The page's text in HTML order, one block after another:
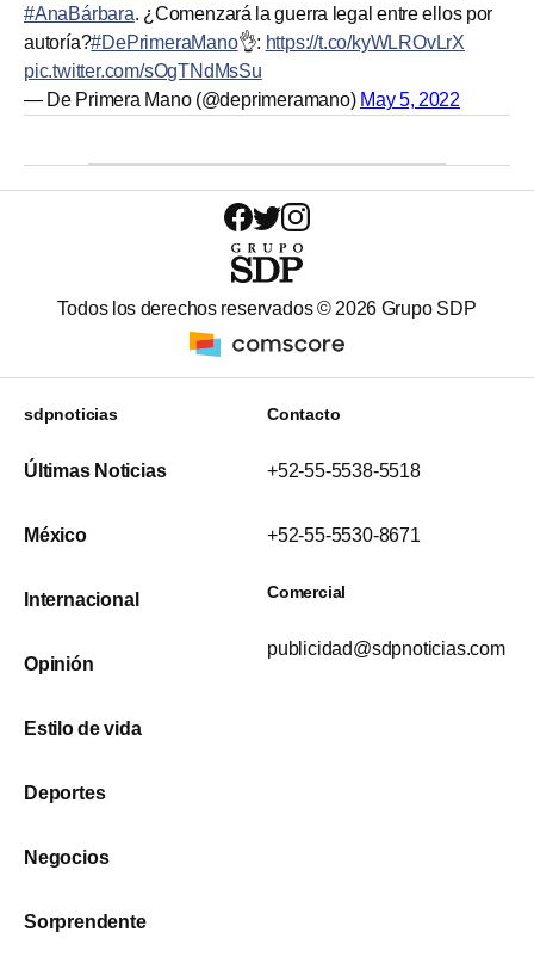
#AnaBárbara. ¿Comenzará la guerra legal entre ellos por
autoría?#DePrimeraMano👌: https://t.co/kyWLROvLrX
pic.twitter.com/sOgTNdMsSu
— De Primera Mano (@deprimeramano) May 5, 2022
Todos los derechos reservados © 2026 Grupo SDP
sdpnoticias
Últimas Noticias
México
Internacional
Opinión
Estilo de vida
Deportes
Negocios
Sorprendente
Contacto
+52-55-5538-5518
+52-55-5530-8671
Comercial
publicidad@sdpnoticias.com